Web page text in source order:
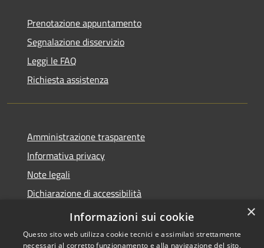
Prenotazione appuntamento
Segnalazione disservizio
Leggi le FAQ
Richiesta assistenza
Amministrazione trasparente
Informativa privacy
Note legali
Dichiarazione di accessibilità
Whistleblowing
×
Informazioni sui cookie
Questo sito web utilizza cookie tecnici e assimilati strettamente
necessari al corretto funzionamento e alla navigazione del sito,